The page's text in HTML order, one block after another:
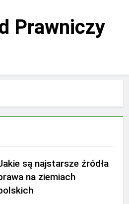
Prawniczy
są najstarsze źródła
na ziemiach